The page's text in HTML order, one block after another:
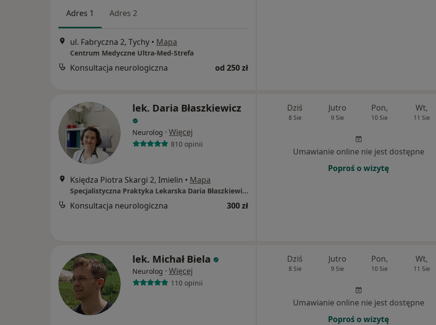
Adres 1 Adres 2
ul. Fabryczna 2, Tychy • Mapa
Centrum Medyczne Ultra-Med-Strefa
Konsultacja neurologiczna od 250 zł
lek. Daria Błaszkiewicz
Neurolog · Więcej
810 opinii
Księdza Piotra Skargi 2, Imielin • Mapa
Specjalistyczna Praktyka Lekarska Daria Błaszkiewicz - (Gabinet Imielin)
Konsultacja neurologiczna 300 zł
Dziś
8 Sie
Jutro
9 Sie
Pon,
10 Sie
Wt,
11 Sie
Umawianie online nie jest dostępne
Poproś o wizytę
lek. Michał Biela
Neurolog · Więcej
110 opinii
Dziś
8 Sie
Jutro
9 Sie
Pon,
10 Sie
Wt,
11 Sie
Umawianie online nie jest dostępne
Poproś o wizytę